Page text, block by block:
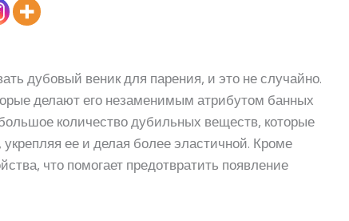
дубовый веник для парения, и это не случайно.
делают его незаменимым атрибутом банных
количество дубильных веществ, которые
ее и делая более эластичной. Кроме
что помогает предотвратить появление